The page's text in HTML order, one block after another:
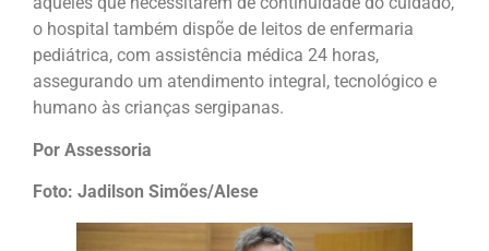
o hospital também dispõe de leitos de enfermaria
pediátrica, com assistência médica 24 horas,
assegurando um atendimento integral, tecnológico e
humano às crianças sergipanas.
Por Assessoria
Foto: Jadilson Simões/Alese